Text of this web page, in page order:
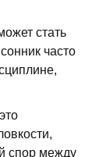
стать
часто
спор между